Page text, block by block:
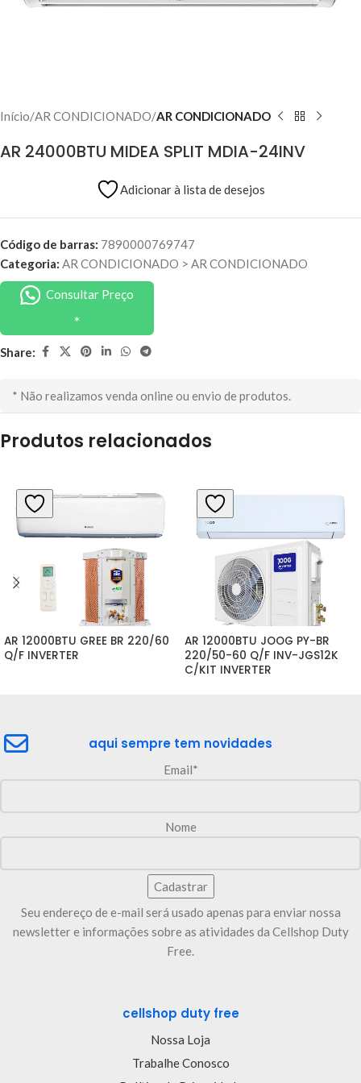
Início AR CONDICIONADO AR CONDICIONADO
AR 24000BTU MIDEA SPLIT MDIA-24INV
Adicionar à lista de desejos
Código de barras: 7890000769747
Categoria: AR CONDICIONADO > AR CONDICIONADO
Consultar Preço
Share:
* Não realizamos venda online ou envio de produtos.
Produtos relacionados
AR 12000BTU GREE BR 220/60
Q/F INVERTER
AR 12000BTU JOOG PY-BR
220/50-60 Q/F INV-JGS12K
C/KIT INVERTER
aqui sempre tem novidades
Email*
Nome
Seu endereço de e-mail será usado apenas para enviar nossa
newsletter e informações sobre as atividades da Cellshop Duty
Free.
cellshop duty free
Nossa Loja
Trabalhe Conosco